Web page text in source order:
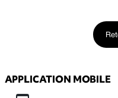
APPLICATION MOBILE